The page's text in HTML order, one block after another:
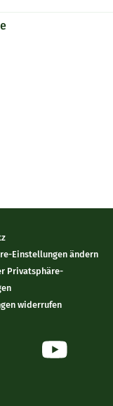
Einstellungen ändern
Privatsphäre-
widerrufen